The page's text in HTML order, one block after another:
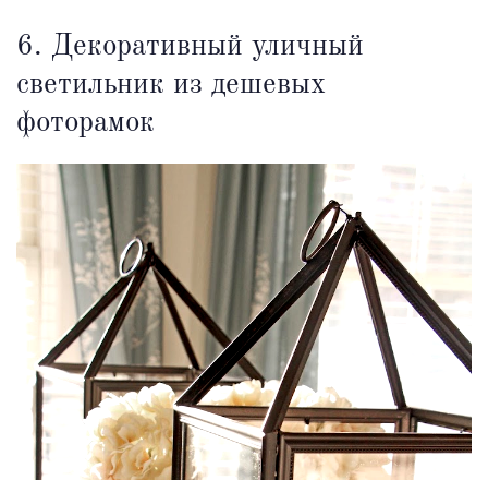
6. Декоративный уличный
светильник из дешевых
фоторамок